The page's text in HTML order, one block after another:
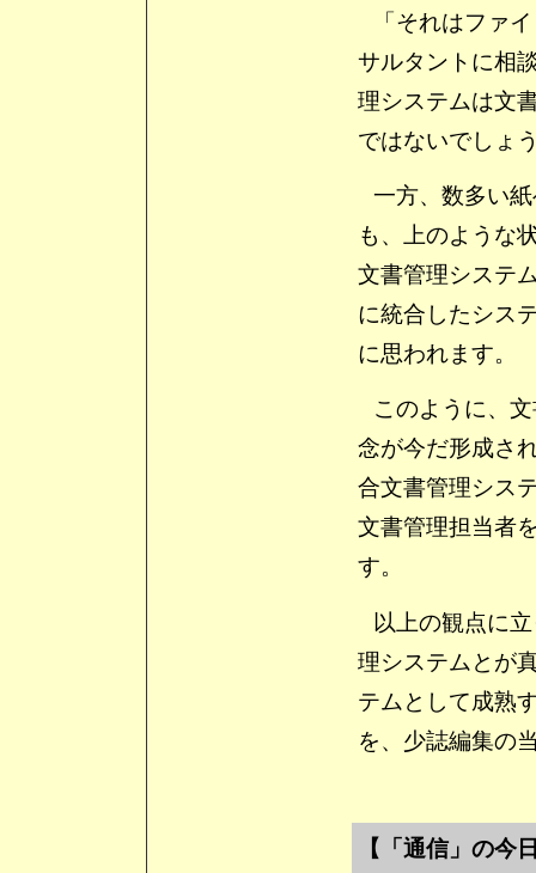
「それはファ
サルタントに相
理システムは文
ではないでしょ
一方、数多い
も、上のような
文書管理システ
に統合したシス
に思われます。
このように、
念が今だ形成さ
合文書管理シス
文書管理担当者
す。
以上の観点に
理システムとが
テムとして成熟
を、少誌編集の
【「通信」の今